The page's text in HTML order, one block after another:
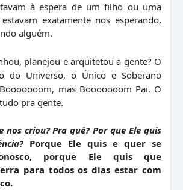
à espera de um filho ou uma
exatamente nos esperando,
alguém.
planejou e arquitetou a gente? O
do Universo, o Único e Soberano
mas Booooooom Pai. O
pra gente.
nos criou? Pra quê? Por que Ele quis
Porque Ele quis e quer se
porque Ele quis que
para todos os dias estar com